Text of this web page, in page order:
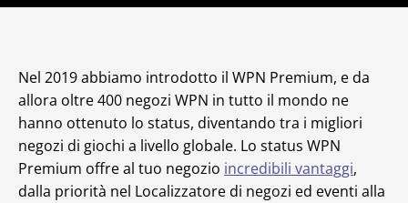
Nel 2019 abbiamo introdotto il WPN Premium, e da
allora oltre 400 negozi WPN in tutto il mondo ne
hanno ottenuto lo status, diventando tra i migliori
negozi di giochi a livello globale. Lo status WPN
Premium offre al tuo negozio incredibili vantaggi,
dalla priorità nel Localizzatore di negozi ed eventi alla